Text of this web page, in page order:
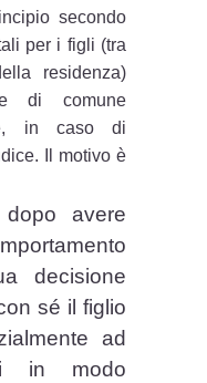
secondo
per i figli (tra
residenza)
di comune
in caso di
Il motivo è
avere
decisione
sé il figlio
ad
in modo